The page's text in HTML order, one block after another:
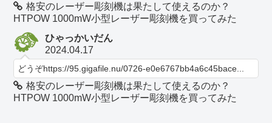
格安のレーザー彫刻機は果たして使えるのか？
HTPOW 1000mW小型レーザー彫刻機を買ってみた
ひゃっかいだん
2024.04.17
どうぞhttps://95.gigafile.nu/0726-e0e6767bb4a6c45bace...
格安のレーザー彫刻機は果たして使えるのか？
HTPOW 1000mW小型レーザー彫刻機を買ってみた